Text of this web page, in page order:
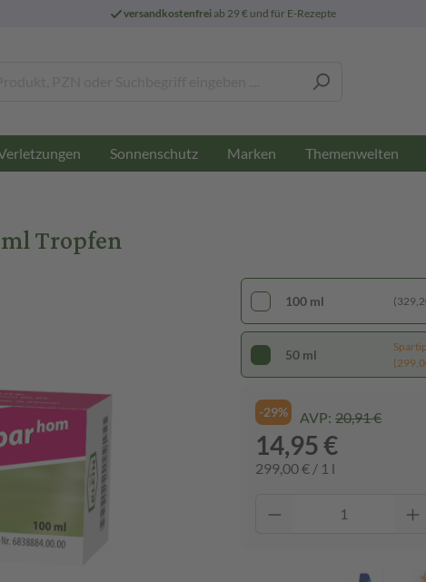
versandkostenfreiab 29 € und für E-Rezepte
Sonnenschutz Marken Themenwelten
Tropfen
100 ml
50 ml
-29% AVP: 20,91 €
14,95 €
299,00 € / 1 l